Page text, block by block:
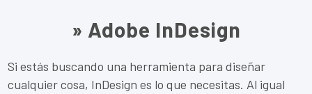
» Adobe InDesign
Si estás buscando una herramienta para diseñar
cualquier cosa, InDesign es lo que necesitas. Al igual